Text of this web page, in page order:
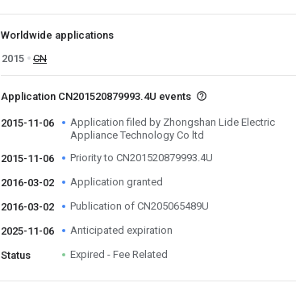
Worldwide applications
2015
CN
Application CN201520879993.4U events
2015-11-06
Application filed by Zhongshan Lide Electric
Appliance Technology Co ltd
2015-11-06
Priority to CN201520879993.4U
2016-03-02 Application granted
2016-03-02 Publication of CN205065489U
2025-11-06 Anticipated expiration
Status Expired - Fee Related